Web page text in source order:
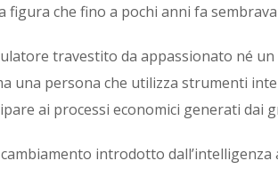
figura che fino a pochi anni fa
travestito da appassionato né
una persona che utilizza strumenti
ai processi economici generati dai
introdotto